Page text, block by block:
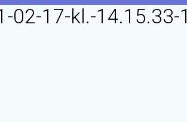
02-17-kl.-14.15.33-1